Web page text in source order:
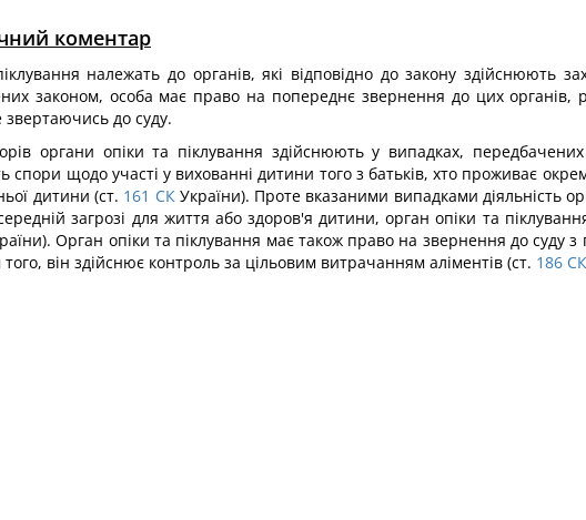
коментар
належать до органів, які відповідно до закону здійснюють
законом, особа має право на попереднє звернення до цих
до суду.
органи опіки та піклування здійснюють у випадках, передбачених
спори щодо участі у вихованні дитини того з батьків, хто проживає
дитини (ст. 161 СКУкраїни). Проте вказаними випадками діяльність
загрозі для життя або здоров'я дитини, орган опіки та
Орган опіки та піклування має також право на звернення до суду
він здійснює контроль за цільовим витрачанням аліментів (ст. 186 СК